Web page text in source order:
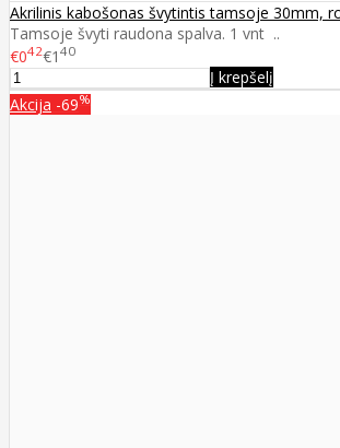
Akrilinis kabošonas švytintis tamsoje 30mm,
Tamsoje švyti raudona spalva. 1 vnt ..
€042€1 40
Į krepšelį
Akcija -69%